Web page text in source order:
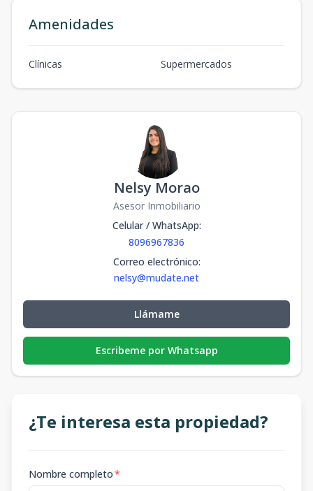
Amenidades
Clínicas Supermercados
Nelsy Morao
Asesor Inmobiliario
Celular / WhatsApp:
8096967836
Correo electrónico:
nelsy@mudate.net
Llámame
Escribeme por Whatsapp
¿Te interesa esta propiedad?
Nombre completo*